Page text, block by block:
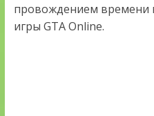
провождением времени
игры GTA Online.